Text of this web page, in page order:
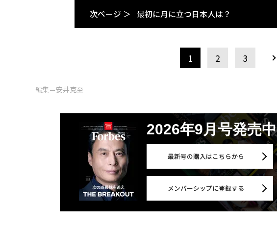
次ページ ＞ 最初に月に立つ日本人は？
1 2 3
編集＝安井克至
2026年9月号発売中
最新号の購入はこちらから
メンバーシップに登録する